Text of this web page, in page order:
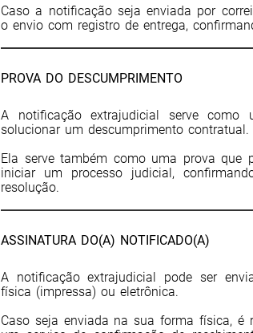
Caso a notificação seja enviada por
o envio com registro de entrega,
PROVA DO DESCUMPRIMENTO
A notificação extrajudicial serve
solucionar um descumprimento contratual.
Ela serve também como uma prova que
iniciar um processo judicial,
resolução.
ASSINATURA DO(A) NOTIFICADO(A)
A notificação extrajudicial pode ser
física (impressa) ou eletrônica.
Caso seja enviada na sua forma física, é